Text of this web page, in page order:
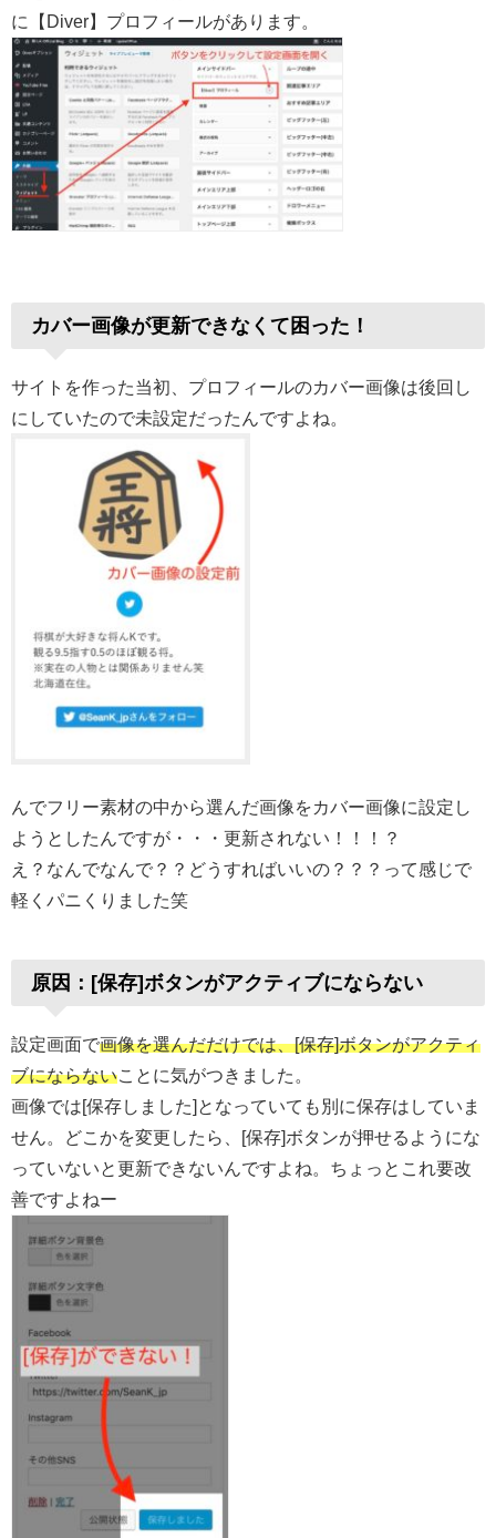
に【Diver】プロフィールがあります。
カバー画像が更新できなくて困った！
サイトを作った当初、プロフィールのカバー画像は後回し
にしていたので未設定だったんですよね。
んでフリー素材の中から選んだ画像をカバー画像に設定し
ようとしたんですが・・・更新されない！！！？
え？なんでなんで？？どうすればいいの？？？って感じで
軽くパニくりました笑
原因：[保存]ボタンがアクティブにならない
設定画面で画像を選んだだけでは、[保存]ボタンがアクティ
ブにならない ことに気がつきました。
画像では[保存しました]となっていても別に保存はしていま
せん。どこかを変更したら、[保存]ボタンが押せるようにな
っていないと更新できないんですよね。ちょっとこれ要改
善ですよねー